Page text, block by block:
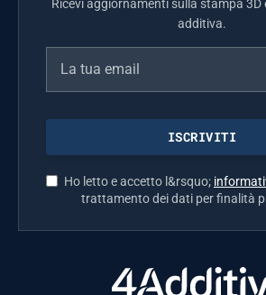
Ricevi aggiornamenti sulla stampa
additiva.
Ho letto e accetto l&rsquo;
trattamento dei dati per finalità